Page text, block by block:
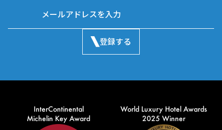
登録する
InterContinental
Michelin Key Award
World Luxury Hotel Awards
2025 Winner